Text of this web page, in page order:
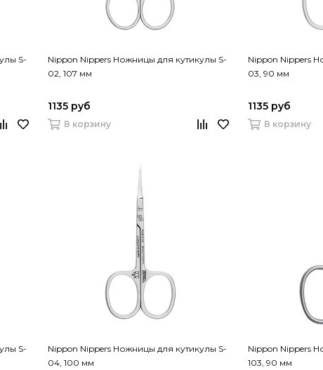
S-
Nippon Nippers Ножницы для кутикулы S-
02, 107 мм
1135 руб
В корзину
Nippon Nippers
03, 90 мм
1135 руб
В корзину
S-
Nippon Nippers Ножницы для кутикулы S-
04, 100 мм
Nippon Nippers
103, 90 мм